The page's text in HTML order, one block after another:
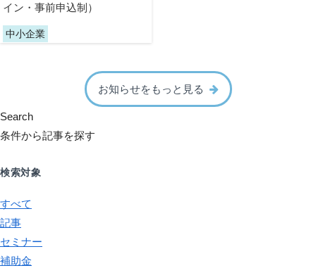
イン・事前申込制）
中小企業
お知らせをもっと見る
Search
条件から記事を探す
検索対象
すべて
記事
セミナー
補助金